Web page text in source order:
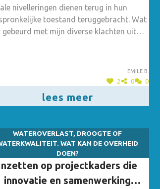
enige vergunning ophogen.
nivelleringen dienen terug in hun
toestand teruggebracht. Wat
gebeurd met mijn diverse klachten uit
heeft zich komen vergewissen van
wettelijke werken - beschik ik over foto's.
zijn mijn klachten blijven hangen. Het
wanneer blijkbaar alles toch
wordt!
Emile B.
2 0 0
lees meer
WATEROVERLAST, DROOGTE OF
WAT KAN DE OVERHEID
DOEN?
op projectkaders die
innovatie en samenwerking